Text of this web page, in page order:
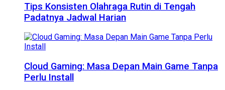
Tips Konsisten Olahraga Rutin di Tengah
Padatnya Jadwal Harian
Cloud Gaming: Masa Depan Main Game Tanpa
Perlu Install